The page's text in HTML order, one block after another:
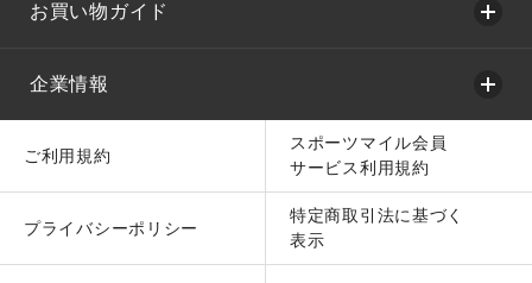
お買い物ガイド
企業情報
ご利用規約
スポーツマイル会員
サービス利用規約
プライバシーポリシー
特定商取引法に基づく
表示